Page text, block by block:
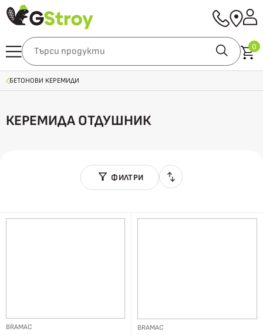
0
БЕТОНОВИ КЕРЕМИДИ
КЕРЕМИДА ОТДУШНИК
ФИЛТРИ
BRAMAC BRAMAC